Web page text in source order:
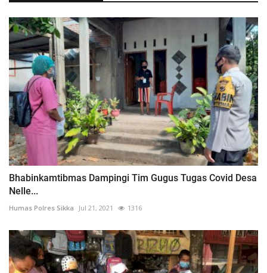
Bhabinkamtibmas Dampingi Tim Gugus Tugas Covid Desa
Nelle...
Humas Polres Sikka Jul 21, 2021 1316